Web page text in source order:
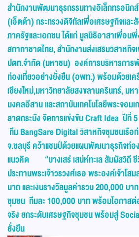
สำนักงานพัฒนาธุรกรรมทางอิเล็กทรอนิ
(เอ็ตด้า) กระทรวงดิจิทัลเพื่อเศรษฐกิจแล
ภาครัฐและเอกชน ได้แก่มูลนิธิอาสาเพื่อน
สภากาชาดไทย,สำนักงานส่งเสริมวิสาหกิ
ปตท.จำกัด (มหาชน) องค์การบริหารกา
ท่องเที่ยวอย่างยั่งยืน (อพท.) พร้อมด้วยเ
เชียงใหม่,มหาวิทยาลัยสงขลานครินทร์, มห
มงคลอีสาน และสถาบันเทคโนโลยีพระจอม
ลาดกระบังจัดการแข่งขันCraft Idea ปีที่
ทีมBangSare Digitalวิสาหกิจชุมชนเรือ
จ.ชลบุรี คว้าแชมป์ด้วยแผนพัฒนาธุรกิจท่อ
แนวคิด “บางเสร่ เสน่ห์ทะเล สัมผัสวิถี
ประทานพระเจ้าวรวงศ์เธอ พระองค์เจ้าโ
นาถ และเงินรางวัลมูลค่ารวม200,000 บา
ชุมชน ทีมละ 100,000 บาทพร้อมโอกาส
จริง ยกระดับเศรษฐกิจชุมชน พร้อมสู่
ยั่งยืน